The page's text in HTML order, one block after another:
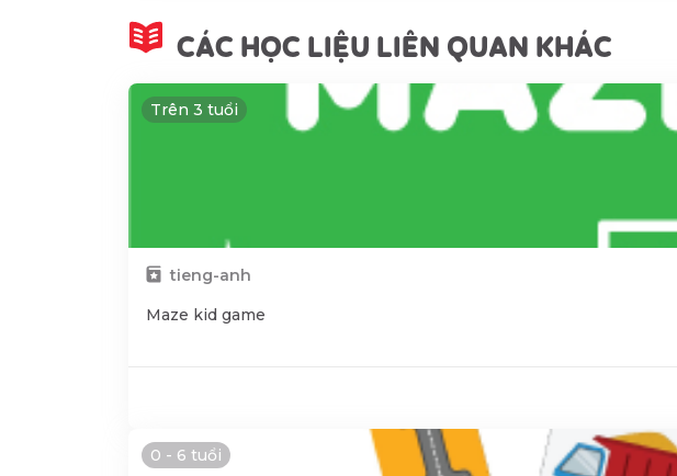
CÁC HỌC LIỆU LIÊN QUAN KHÁC
Trên 3 tuổi
tieng-anh
Maze kid game
0 - 6 tuổi